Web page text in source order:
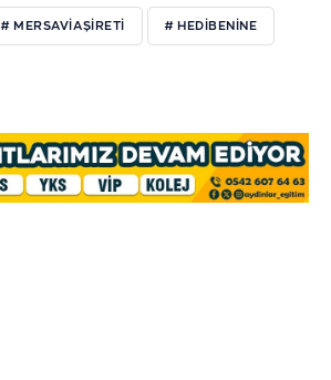
# MERSAVIAŞIRETI # HEDIBENINE